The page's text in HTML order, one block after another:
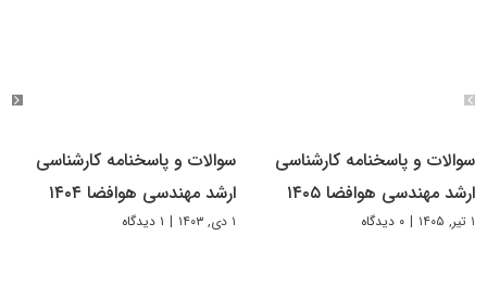
سوالات و پاسخنامه کارشناسی
ارشد مهندسی هوافضا ۱۴۰۵
۱ تیر, ۱۴۰۵ | ۰ دیدگاه
سوالات و پاسخنامه کارشناسی
ارشد مهندسی هوافضا ۱۴۰۴
۱ دی, ۱۴۰۳ | ۱ دیدگاه